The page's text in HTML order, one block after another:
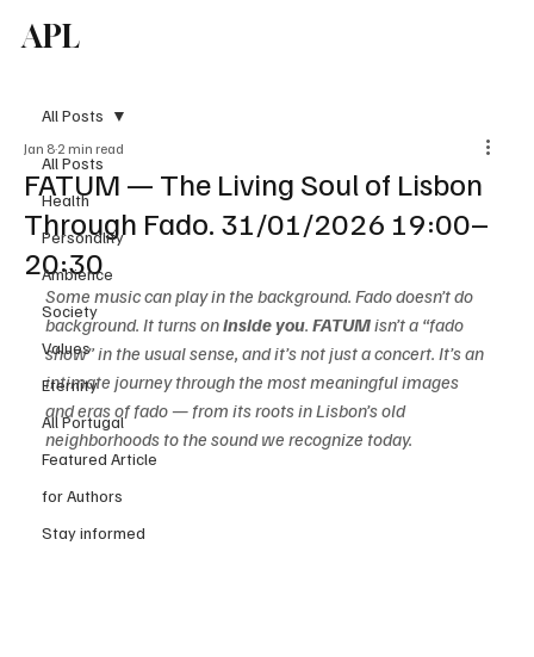
APL
All Posts
Health
Personality
Ambience
Society
Values
Eternity
All Portugal
Featured Article
for Authors
Stay informed
All Posts
FATUM — The Living Soul of Lisbon
Through Fado. 31/01/2026 19:00–
20:30
Jan 8 2 min read
Some music can play in the background. Fado doesn’t do
background. It turns on inside you. FATUM isn’t a “fado
show” in the usual sense, and it’s not just a concert. It’s an
intimate journey through the most meaningful images
and eras of fado — from its roots in Lisbon’s old
neighborhoods to the sound we recognize today.